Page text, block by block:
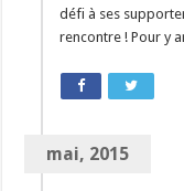
défi à ses
rencontre ! Pour y
mai, 2015